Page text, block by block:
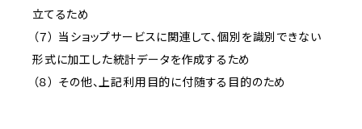
立てるため
（７） 当ショップサービスに関連して、個別を識別できない
形式に加工した統計データを作成するため
（８） その他、上記利用目的に付随する目的のため